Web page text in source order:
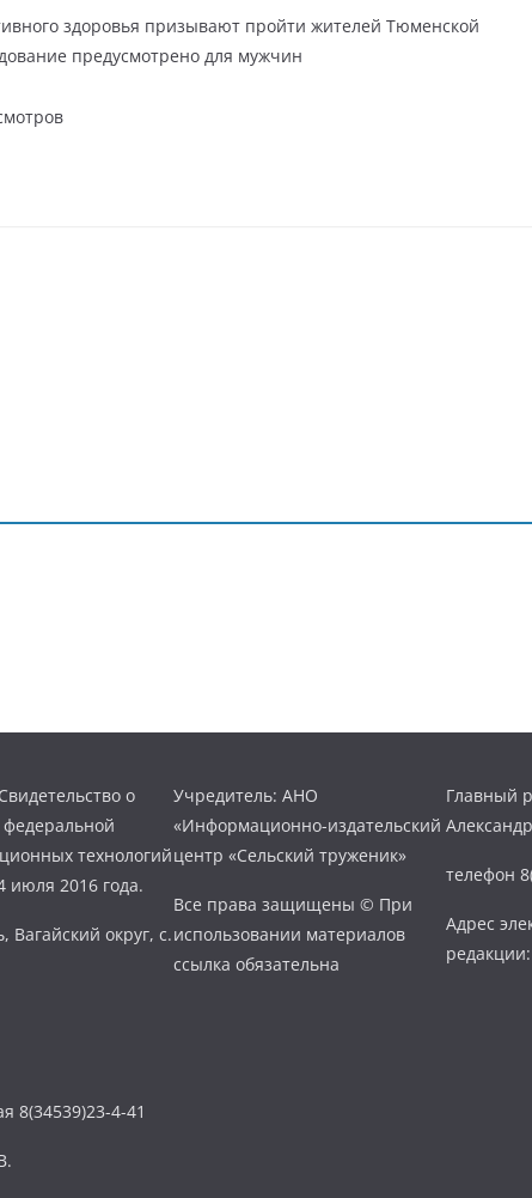
здоровья призывают пройти жителей Тюменской
предусмотрено для мужчин
о
технологий
июля 2016 года.
Вагайский округ, с.
8(34539)23-4-41
Учредитель: АНО
«Информационно-издательский
центр «Сельский труженик»
Все права защищены © При
использовании материалов
ссылка обязательна
Главный
телефон
Адрес